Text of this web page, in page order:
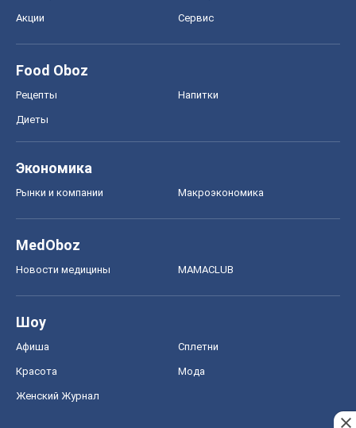
Акции Сервис
Food Oboz
Рецепты Напитки
Диеты
Экономика
Рынки и компании Mакроэкономика
MedOboz
Новости медицины MAMACLUB
Шоу
Афиша Сплетни
Красота Мода
Женский Журнал